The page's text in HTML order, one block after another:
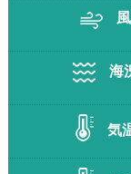
風
海
気